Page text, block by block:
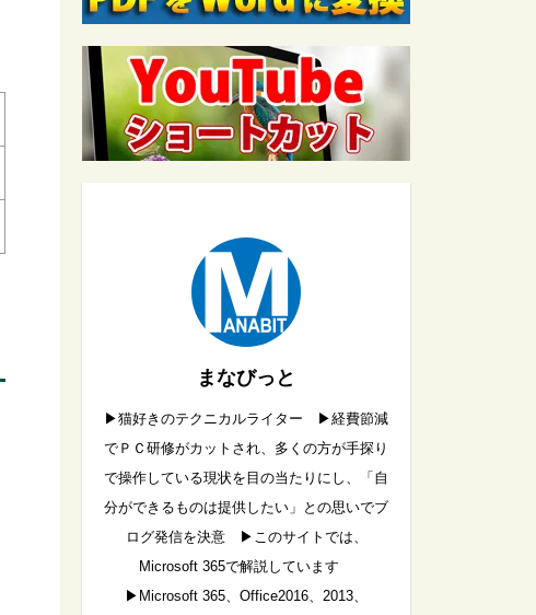
まなびっと
▶︎猫好きのテクニカルライター ▶︎経費節減
でＰＣ研修がカットされ、多くの方が手探り
で操作している現状を目の当たりにし、「自
分ができるものは提供したい」との思いでブ
ログ発信を決意 ▶︎このサイトでは、
Microsoft 365で解説しています
▶︎Microsoft 365、Office2016、2013、